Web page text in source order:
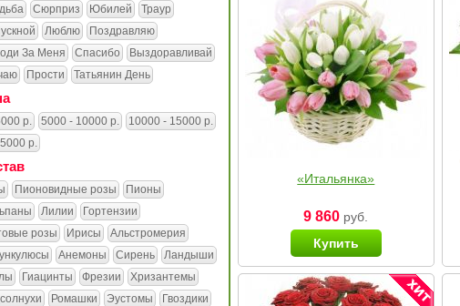
Сюрприз Юбилей
Траур
Люблю
Поздравляю
За Меня
Спасибо
Выздоравливай
Прости Татьянин День
р. 5000 - 10000 р.
10000 - 15000 р.
р.
Пионовидные розы
Пионы
Лилии
Гортензии
розы
Ирисы
Альстромерия
Анемоны Сирень
Ландыши
Гиацинты Фрезии
Хризантемы
Ромашки Эустомы
Гвоздики
«Итальянка»
9 860 руб.
Купить